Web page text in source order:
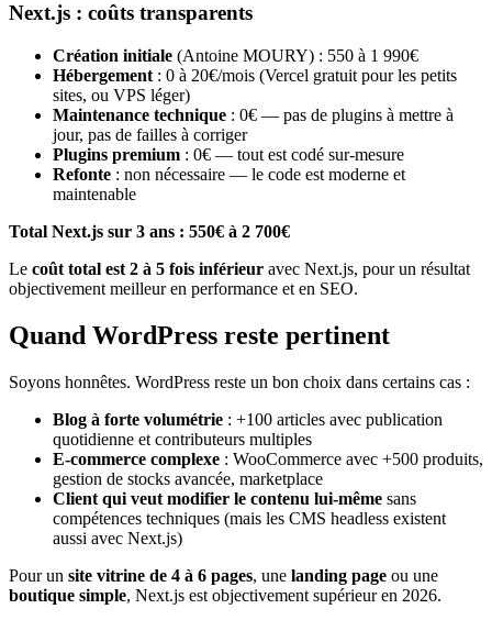
Next.js : coûts transparents
Création initiale (Antoine MOURY) : 550 à 1 990€
Hébergement : 0 à 20€/mois (Vercel gratuit pour les petits
sites, ou VPS léger)
Maintenance technique : 0€ — pas de plugins à mettre à
jour, pas de failles à corriger
Plugins premium : 0€ — tout est codé sur-mesure
Refonte : non nécessaire — le code est moderne et
maintenable
Total Next.js sur 3 ans : 550€ à 2 700€
Le coût total est 2 à 5 fois inférieur avec Next.js, pour un résultat
objectivement meilleur en performance et en SEO.
Quand WordPress reste pertinent
Soyons honnêtes. WordPress reste un bon choix dans certains cas :
Blog à forte volumétrie : +100 articles avec publication
quotidienne et contributeurs multiples
E-commerce complexe : WooCommerce avec +500 produits,
gestion de stocks avancée, marketplace
Client qui veut modifier le contenu lui-même sans
compétences techniques (mais les CMS headless existent
aussi avec Next.js)
Pour un site vitrine de 4 à 6 pages, une landing page ou une
boutique simple, Next.js est objectivement supérieur en 2026.